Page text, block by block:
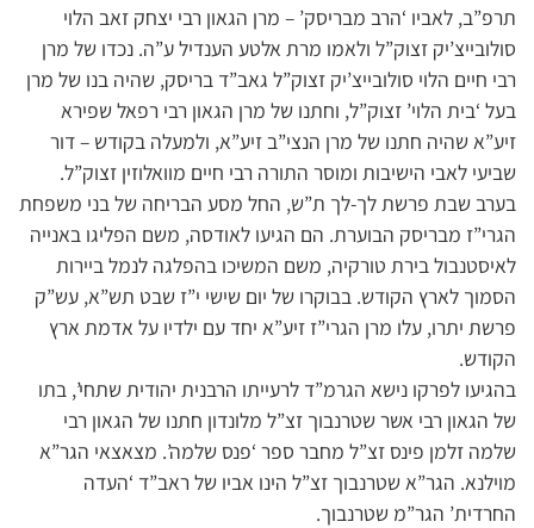
תרפ”ב, לאביו ‘הרב מבריסק’ – מרן הגאון רבי יצחק זאב הלוי
סולובייצ’יק זצוק”ל ולאמו מרת אלטע הענדיל ע”ה. נכדו של מרן
רבי חיים הלוי סולובייצ’יק זצוק”ל גאב”ד בריסק, שהיה בנו של מרן
בעל ‘בית הלוי’ זצוק”ל, וחתנו של מרן הגאון רבי רפאל שפירא
זיע”א שהיה חתנו של מרן הנצי”ב זיע”א, ולמעלה בקודש – דור
שביעי לאבי הישיבות ומוסר התורה רבי חיים מוואלוזין זצוק”ל.
בערב שבת פרשת לך-לך ת”ש, החל מסע הבריחה של בני משפחת
הגרי”ז מבריסק הבוערת. הם הגיעו לאודסה, משם הפליגו באנייה
לאיסטנבול בירת טורקיה, משם המשיכו בהפלגה לנמל ביירות
הסמוך לארץ הקודש. בבוקרו של יום שישי י”ז שבט תש”א, עש”ק
פרשת יתרו, עלו מרן הגרי”ז זיע”א יחד עם ילדיו על אדמת ארץ
הקודש.
בהגיעו לפרקו נישא הגרמ”ד לרעייתו הרבנית יהודית שתחי’, בתו
של הגאון רבי אשר שטרנבוך זצ”ל מלונדון חתנו של הגאון רבי
שלמה זלמן פינס זצ”ל מחבר ספר ‘פנס שלמה’. מצאצאי הגר”א
מוילנא. הגר”א שטרנבוך זצ”ל הינו אביו של ראב”ד ‘העדה
החרדית’ הגר”מ שטרנבוך.